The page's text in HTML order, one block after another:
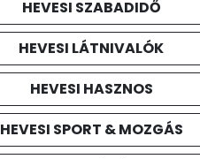
HEVESI SZABADIDŐ
HEVESI LÁTNIVALÓK
HEVESI HASZNOS
HEVESI SPORT & MOZGÁS